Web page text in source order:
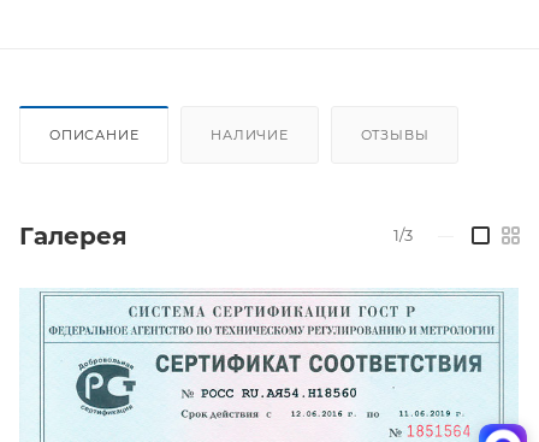
ОПИСАНИЕ НАЛИЧИЕ ОТЗЫВЫ
Галерея 1/3